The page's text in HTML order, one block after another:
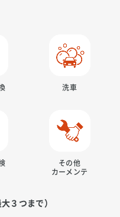
洗車
その他
カーメンテ
３つまで）